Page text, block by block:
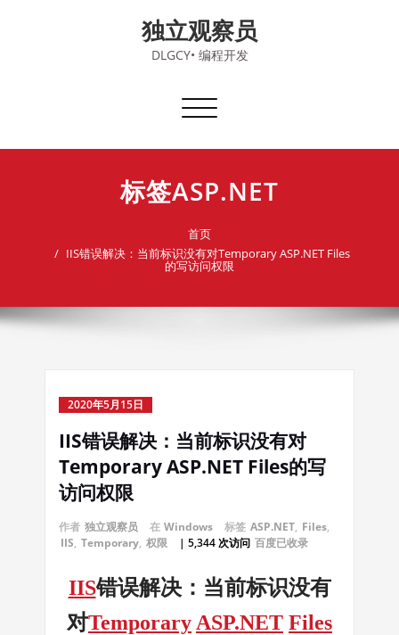
独立观察员
DLGCY• 编程开发
切
导
标签ASP.NET
首页
IIS错误解决：当前标识没有对Temporary ASP.NET Files
的写访问权限
2020年5月15日
IIS错误解决：当前标识没有对
Temporary ASP.NET Files的写
访问权限
作者 独立观察员 在 Windows 标签 ASP.NET, Files,
IIS, Temporary, 权限 | 5,344 次访问 百度已收录
IIS错误解决：当前标识没有
对Temporary ASP.NET Files